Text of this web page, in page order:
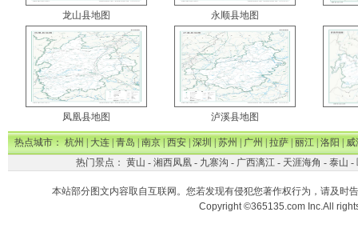
龙山县地图 永顺县地图
凤凰县地图 泸溪县地图
热点城市：杭州|大连|青岛|南京|西安|深圳|苏州|广州|拉萨|丽江|洛阳|威
热门景点： 黄山 - 湘西凤凰- 九寨沟 - 广西漓江- 天涯海角 - 泰山 -
本站部分图文内容取自互联网。您若发现有侵犯您著作权行为，请及时
Copyright ©365135.com Inc.All